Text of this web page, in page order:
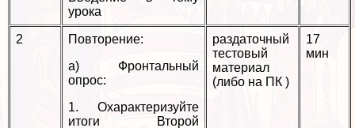
урока
2
Повторение:
а) Фронтальный
опрос:
1. Охаpaктеризуйте
итоги Второй
раздаточный
тестовый
материал
(либо на ПК )
17
мин